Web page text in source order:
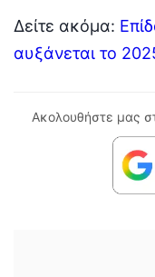
Δείτε ακόμα:
αυξάνεται το
Ακολουθήστε μας